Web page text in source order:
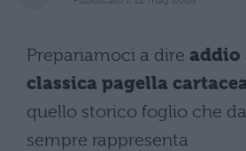
Prepariamoci a dire addio
classica pagella
quello storico foglio che da
sempre rappresenta